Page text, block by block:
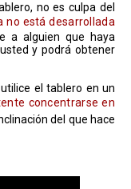
no es culpa del
no está desarrollada
a alguien que haya
y podrá obtener
el tablero en un
concentrarse en
del que hace